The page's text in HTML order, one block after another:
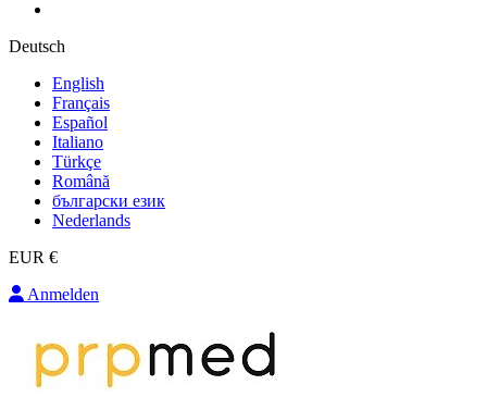
Deutsch
English
Français
Español
Italiano
Türkçe
Română
български език
Nederlands
EUR €
Anmelden